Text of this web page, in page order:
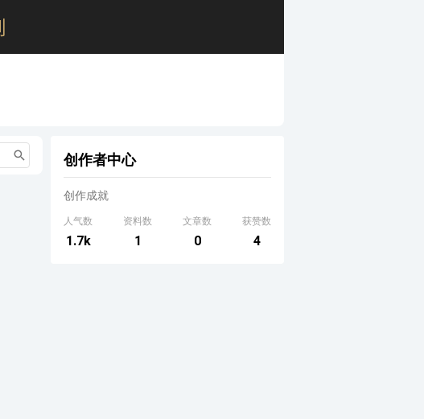
创作者中心
创作成就
人气数
1.7k
资料数
1
文章数
0
获赞数
4